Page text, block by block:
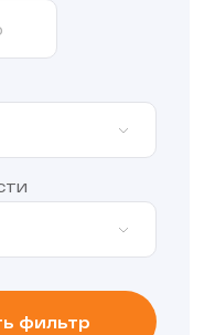
фильтр